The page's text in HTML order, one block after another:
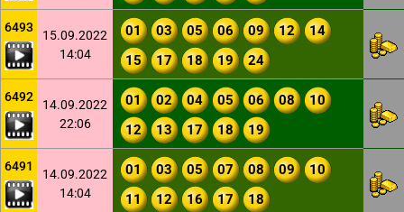
6493
15.09.2022
14:04
01 03 05 06 09 12
14
15
17 18 19 24
6492
14.09.2022
22:06
01 02 04 05 06 08
10
12
13 17 18 19
6491
14.09.2022
14:04
01 03 05 07 08 09
10
11
12 16 17 18